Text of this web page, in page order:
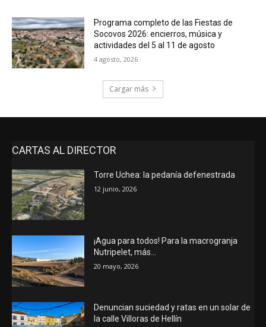
Programa completo de las Fiestas de
Socovos 2026: encierros, música y
actividades del 5 al 11 de agosto
4 agosto, 2026
Cargar más
CARTAS AL DIRECTOR
Torre Uchea: la pedanía defenestrada
12 junio, 2026
¡Agua para todos! Para la macrogranja
Nutripelet, más…
20 mayo, 2026
Denuncian suciedad y ratas en un solar de
la calle Villoras de Hellín